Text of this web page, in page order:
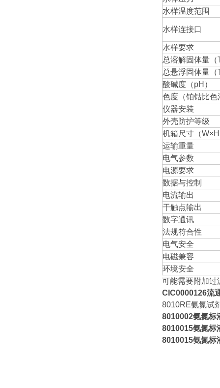
水样温度范围
水样连接口
水样要求
总溶解固体量（
总悬浮固体量（
酸碱度（pH）
色度（铂钴比色
仪器安装
外壳防护等级
机箱尺寸（
运输重量
电气参数
电源要求
数据与控制
电流输出
干触点输出
数字通讯
法规符合性
电气安全
电磁兼容
环境安全
可能需要附加过
CIC0000126流
8010RE氨氮试
8010002氨氮标
8010015氨氮标
8010015氨氮标